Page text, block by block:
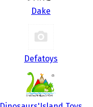
Dake
Defatoys